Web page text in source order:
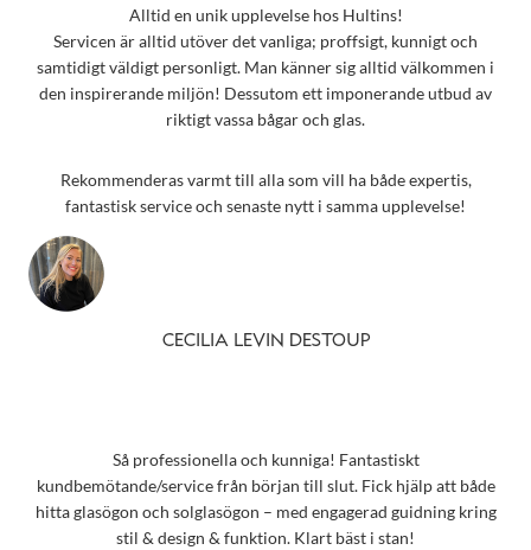
Alltid en unik upplevelse hos Hultins!
Servicen är alltid utöver det vanliga; proffsigt, kunnigt och
samtidigt väldigt personligt. Man känner sig alltid välkommen i
den inspirerande miljön! Dessutom ett imponerande utbud av
riktigt vassa bågar och glas.
Rekommenderas varmt till alla som vill ha både expertis,
fantastisk service och senaste nytt i samma upplevelse!
CECILIA LEVIN DESTOUP
Så professionella och kunniga! Fantastiskt
kundbemötande/service från början till slut. Fick hjälp att både
hitta glasögon och solglasögon – med engagerad guidning kring
stil & design & funktion. Klart bäst i stan!